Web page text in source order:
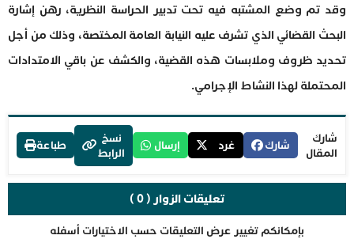
وقد تم وضع المشتبه فيه تحت تدبير الحراسة النظرية، رهن إشارة
البحث القضائي الذي تشرف عليه النيابة العامة المختصة، وذلك من أجل
تحديد ظروف وملابسات هذه القضية، والكشف عن باقي الامتدادات
المحتملة لهذا النشاط الإجرامي.
شارك
المقال
شارك غرد إرسال
نسخ
الرابط
طباعة
تعليقات الزوار ( 0 )
بإمكانكم تغيير عرض التعليقات حسب الاختيارات أسفله